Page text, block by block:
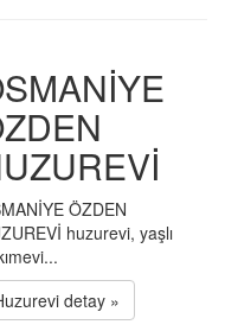
ÖZDEN
huzurevi, yaşlı
detay »